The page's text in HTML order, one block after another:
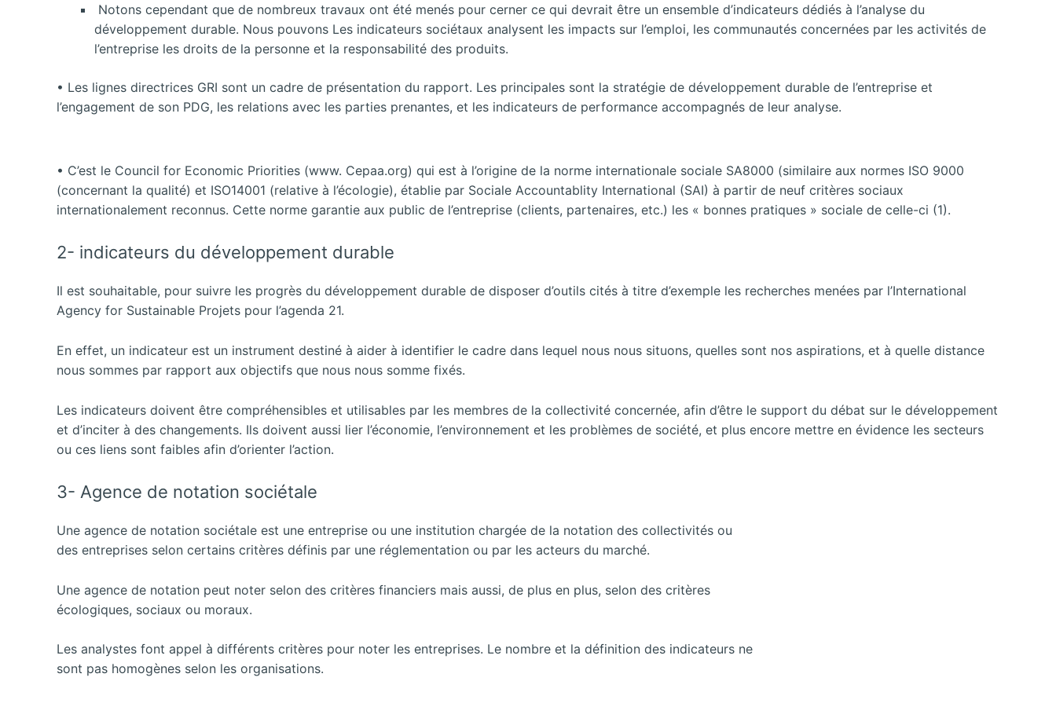
Notons cependant que de nombreux travaux ont été menés pour cerner ce qui devrait être un ensemble d’indicateurs dédiés à l’analyse du
développement durable. Nous pouvons Les indicateurs sociétaux analysent les impacts sur l’emploi, les communautés concernées par les activités de
l’entreprise les droits de la personne et la responsabilité des produits.
• Les lignes directrices GRI sont un cadre de présentation du rapport. Les principales sont la stratégie de développement durable de l’entreprise et
l’engagement de son PDG, les relations avec les parties prenantes, et les indicateurs de performance accompagnés de leur analyse.
• C’est le Council for Economic Priorities (www. Cepaa.org) qui est à l’origine de la norme internationale sociale SA8000 (similaire aux normes ISO 9000
(concernant la qualité) et ISO14001 (relative à l’écologie), établie par Sociale Accountablity International (SAI) à partir de neuf critères sociaux
internationalement reconnus. Cette norme garantie aux public de l’entreprise (clients, partenaires, etc.) les « bonnes pratiques » sociale de celle-ci (1).
2- indicateurs du développement durable
Il est souhaitable, pour suivre les progrès du développement durable de disposer d’outils cités à titre d’exemple les recherches menées par l’International
Agency for Sustainable Projets pour l’agenda 21.
En effet, un indicateur est un instrument destiné à aider à identifier le cadre dans lequel nous nous situons, quelles sont nos aspirations, et à quelle distance
nous sommes par rapport aux objectifs que nous nous somme fixés.
Les indicateurs doivent être compréhensibles et utilisables par les membres de la collectivité concernée, afin d’être le support du débat sur le développement
et d’inciter à des changements. Ils doivent aussi lier l’économie, l’environnement et les problèmes de société, et plus encore mettre en évidence les secteurs
ou ces liens sont faibles afin d’orienter l’action.
3- Agence de notation sociétale
Une agence de notation sociétale est une entreprise ou une institution chargée de la notation des collectivités ou
des entreprises selon certains critères définis par une réglementation ou par les acteurs du marché.
Une agence de notation peut noter selon des critères financiers mais aussi, de plus en plus, selon des critères
écologiques, sociaux ou moraux.
Les analystes font appel à différents critères pour noter les entreprises. Le nombre et la définition des indicateurs ne
sont pas homogènes selon les organisations.